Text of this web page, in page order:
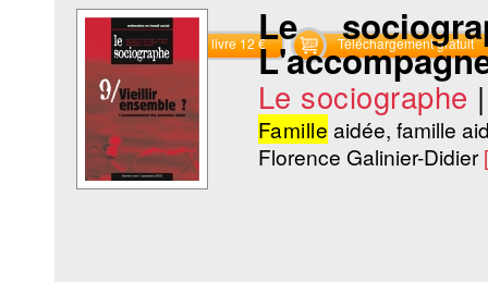
Commander le livre 12 € Téléchargement gratuit
Le
Le sociographe
Famille aidée, famille
Florence Galinier-Didier